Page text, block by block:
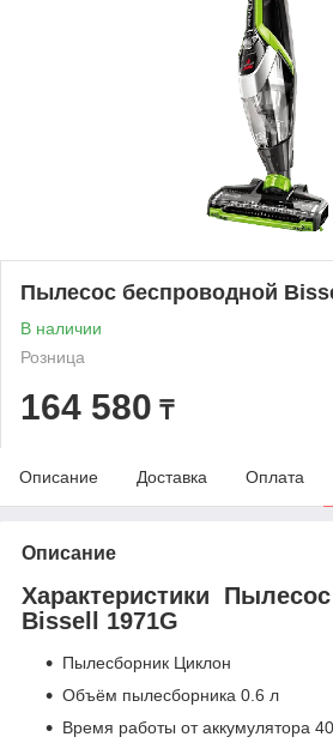
Пылесос беспроводной
В наличии
Розница
164 580 ₸
Описание Доставка Оплата
Описание
Характеристики
Bissell 1971G
Пылесборник Циклон
Объём пылесборника 0.6 л
Время работы от аккумулятора